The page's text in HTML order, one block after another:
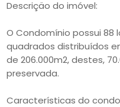
Descriçäo do imóvel:
O Condomínio possui 88
quadrados distribuídos
de 206.000m2, destes,
preservada.
Características do